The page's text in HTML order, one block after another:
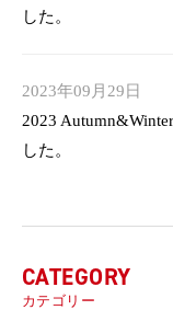
した。
2023年09月29日
2023
した。
CATEGORY
カテゴリー